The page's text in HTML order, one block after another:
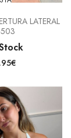
LATERAL